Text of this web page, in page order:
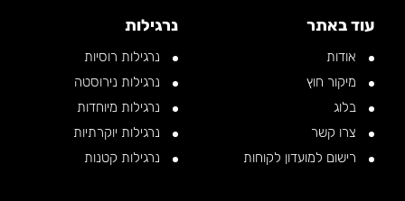
עוד באתר
אודות
מיקור חוץ
בלוג
צרו קשר
רישום למועדון לקוחות
נרגילות
נרגילות רוסיות
נרגילות נירוסטה
נרגילות מיוחדות
נרגילות יוקרתיות
נרגילות קטנות